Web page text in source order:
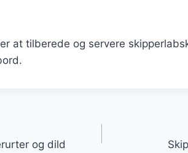
at tilberede og servere
og dild